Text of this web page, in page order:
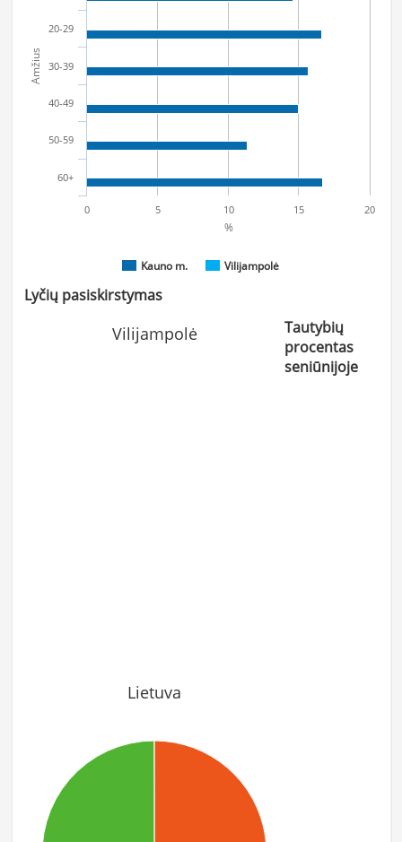
Amžius
%
Kauno m. Vilijampolė
20-29
30-39
40-49
50-59
60+
0 5 10 15 20
Lyčių pasiskirstymas
Vilijampolė
Lietuva
Tautybių
procentas
seniūnijoje